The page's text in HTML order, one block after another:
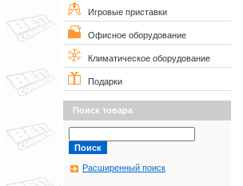
Игровые приставки
Офисное оборудование
Климатическое оборудование
Подарки
Поиск товара
Расширенный поиск